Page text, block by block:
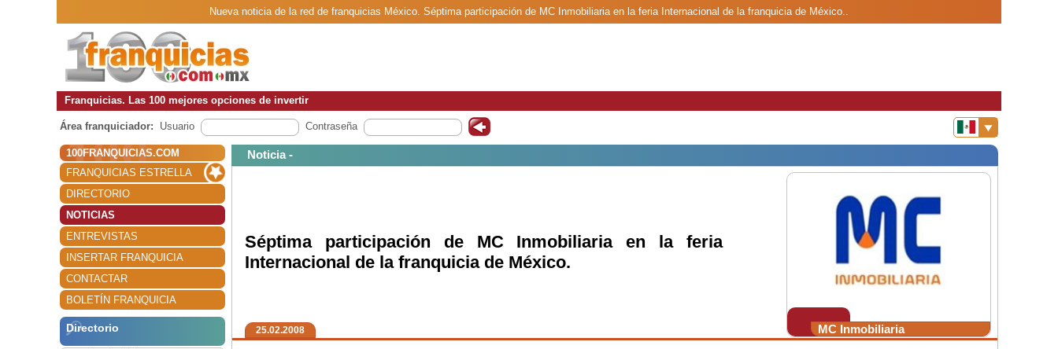
Nueva noticia de la red de franquicias México. Séptima participación de MC Inmobiliaria en la feria Internacional de la franquicia de México..
Franquicias. Las 100 mejores opciones de invertir
Área franquiciador: Usuario Contraseña
100FRANQUICIAS.COM
FRANQUICIAS ESTRELLA
DIRECTORIO
NOTICIAS
ENTREVISTAS
INSERTAR FRANQUICIA
CONTACTAR
BOLETÍN FRANQUICIA
Directorio
Noticia -
MC Inmobiliaria
Séptima participación de MC Inmobiliaria en la feria
Internacional de la franquicia de México.
25.02.2008